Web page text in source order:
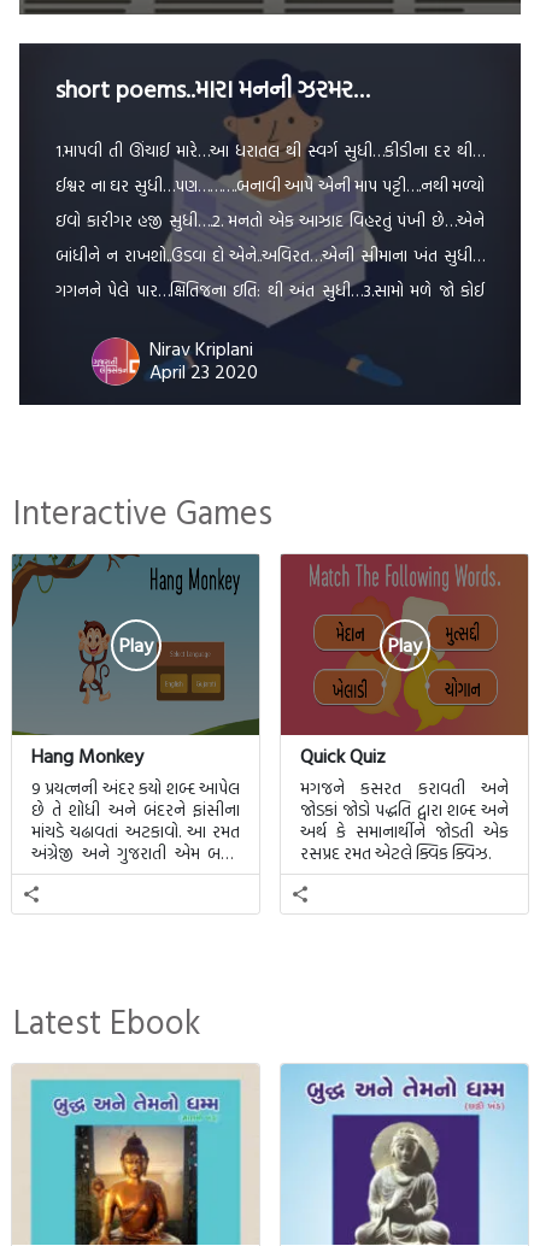
short poems..મારા મનની ઝરમર…
1.માપવી તી ઊંચાઈ મારે…આ ધરાતલ થી સ્વર્ગ સુધી…કીડીના દર થી…
ઈશ્વર ના ઘર સુધી…પણ……….બનાવી આપે એની માપ પટ્ટી….નથી મળ્યો
ઇવો કારીગર હજી સુધી….2. મનતો એક આઝાદ વિહરતું પંખી છે…એને
બાંધીને ન રાખશો..ઉડવા દો એને..અવિરત…એની સીમાના ખંત સુધી…
ગગનને પેલે પાર…ક્ષિતિજના ઇતિ: થી અંત સુધી…3.સામો મળે જો કોઈ
તો..અને વાત જો નીકળે…લોકો કહે…દોસ્ત યે અંદાજ બહુત સચ્ચા […]
Nirav Kriplani
April 23 2020
Interactive Games
Play
Hang Monkey
9 પ્રયત્નની અંદર કયો શબ્દ આપેલ
છે તે શોધી અને બંદરને ફાંસીના
માંચડે ચઢાવતાં અટકાવો. આ રમત
અંગ્રેજી અને ગુજરાતી એમ બન્ને
ભાષા માટે રમી શકાશે.
Play
Quick Quiz
મગજને કસરત કરાવતી અને
જોડકાં જોડો પદ્ધતિ દ્વારા શબ્દ અને
અર્થ કે સમાનાર્થીને જોડતી એક
રસપ્રદ રમત એટલે ક્વિક ક્વિઝ.
Latest Ebook